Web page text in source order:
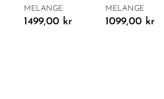
MELANGE
1499,00 kr
MELANGE
1099,00 kr